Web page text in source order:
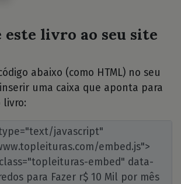
livro ao seu site
abaixo (como HTML) no seu
uma caixa que aponta para
livro: